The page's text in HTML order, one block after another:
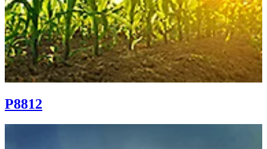
P8812